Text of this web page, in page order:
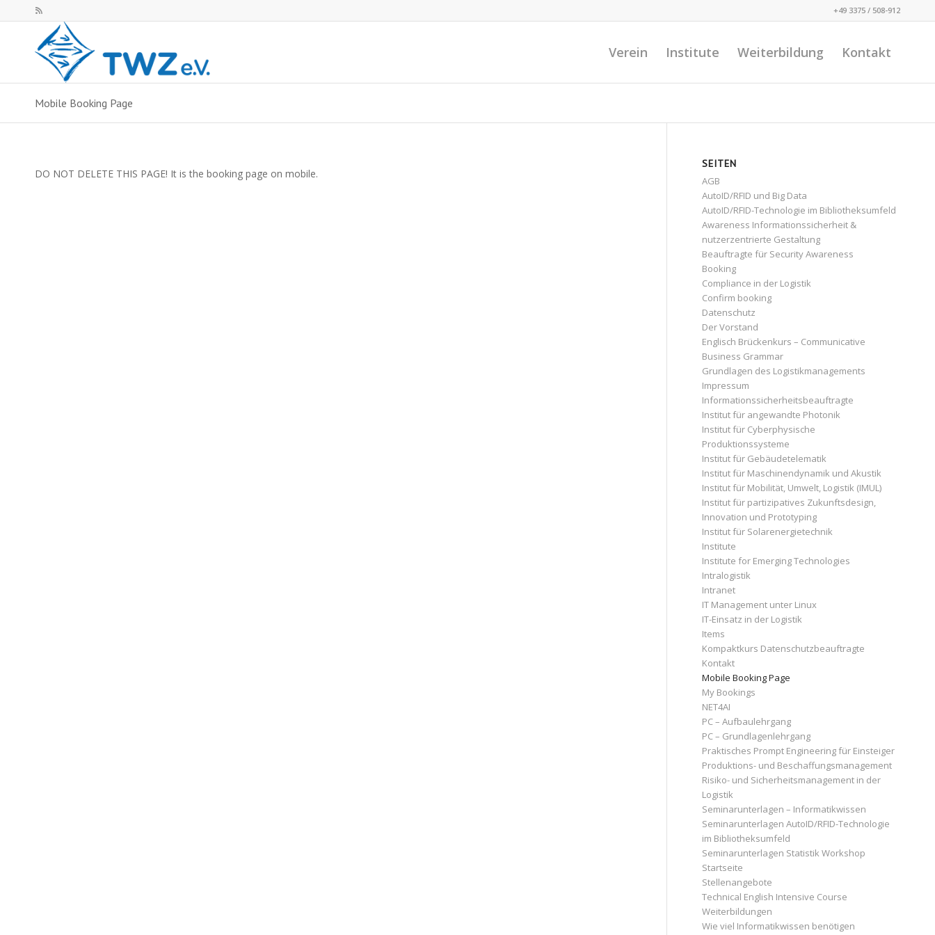
+49 3375 / 508-912
Verein Institute Weiterbildung Kontakt
Mobile Booking Page
DO NOT DELETE THIS PAGE! It is the booking page on mobile.
SEITEN
AGB
AutoID/RFID und Big Data
AutoID/RFID-Technologie im Bibliotheksumfeld
Awareness Informationssicherheit &
nutzerzentrierte Gestaltung
Beauftragte für Security Awareness
Booking
Compliance in der Logistik
Confirm booking
Datenschutz
Der Vorstand
Englisch Brückenkurs – Communicative
Business Grammar
Grundlagen des Logistikmanagements
Impressum
Informationssicherheitsbeauftragte
Institut für angewandte Photonik
Institut für Cyberphysische
Produktionssysteme
Institut für Gebäudetelematik
Institut für Maschinendynamik und Akustik
Institut für Mobilität, Umwelt, Logistik (IMUL)
Institut für partizipatives Zukunftsdesign,
Innovation und Prototyping
Institut für Solarenergietechnik
Institute
Institute for Emerging Technologies
Intralogistik
Intranet
IT Management unter Linux
IT-Einsatz in der Logistik
Items
Kompaktkurs Datenschutzbeauftragte
Kontakt
Mobile Booking Page
My Bookings
NET4AI
PC – Aufbaulehrgang
PC – Grundlagenlehrgang
Praktisches Prompt Engineering für Einsteiger
Produktions- und Beschaffungsmanagement
Risiko- und Sicherheitsmanagement in der
Logistik
Seminarunterlagen – Informatikwissen
Seminarunterlagen AutoID/RFID-Technologie
im Bibliotheksumfeld
Seminarunterlagen Statistik Workshop
Startseite
Stellenangebote
Technical English Intensive Course
Weiterbildungen
Wie viel Informatikwissen benötigen